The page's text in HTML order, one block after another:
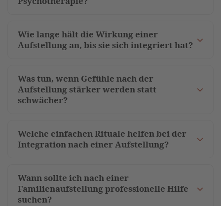
Wie lange hält die Wirkung einer
Aufstellung an, bis sie sich integriert hat?
Was tun, wenn Gefühle nach der
Aufstellung stärker werden statt
schwächer?
Welche einfachen Rituale helfen bei der
Integration nach einer Aufstellung?
Wann sollte ich nach einer
Familienaufstellung professionelle Hilfe
suchen?